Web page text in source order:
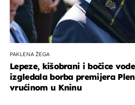
PAKLENA ŽEGA
Lepeze, kišobrani i bočice
izgledala borba premijera
vrućinom u Kninu